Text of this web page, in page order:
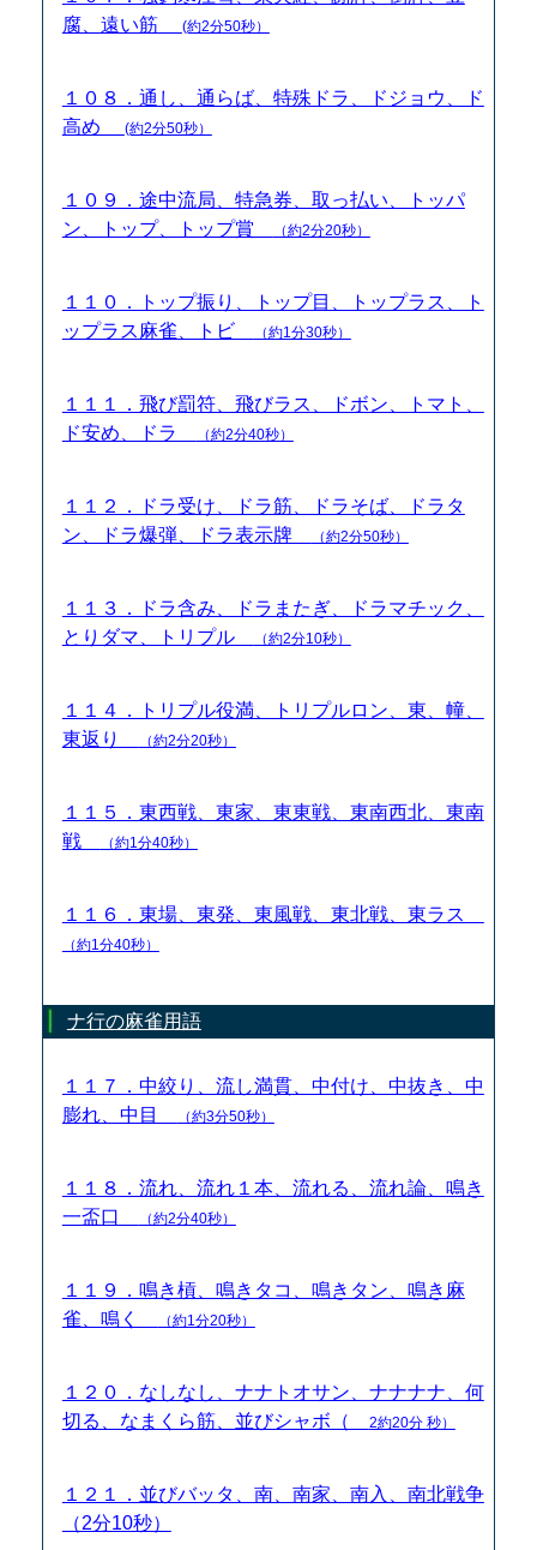
腐、遠い筋
(約2分50秒）
１０８．通し、通らば、特殊ドラ、ドジョウ、ド
高め
(約2分50秒）
１０９．途中流局、特急券、取っ払い、トッパ
ン、トップ、トップ賞
（約2分20秒）
１１０．トップ振り、トップ目、トップラス、ト
ップラス麻雀、トビ
（約1分30秒）
１１１．飛び罰符、飛びラス、ドボン、トマト、
ド安め、ドラ
（約2分40秒）
１１２．ドラ受け、ドラ筋、ドラそば、ドラタ
ン、ドラ爆弾、ドラ表示牌
（約2分50秒）
１１３．ドラ含み、ドラまたぎ、ドラマチック、
とりダマ、トリプル
（約2分10秒）
１１４．トリプル役満、トリプルロン、東、幢、
東返り
（約2分20秒）
１１５．東西戦、東家、東東戦、東南西北、東南
戦
（約1分40秒）
１１６．東場、東発、東風戦、東北戦、東ラス
（約1分40秒）
ナ行の麻雀用語
１１７．中絞り、流し満貫、中付け、中抜き、中
膨れ、中目
（約3分50秒）
１１８．流れ、流れ１本、流れる、流れ論、鳴き
一盃口
（約2分40秒）
１１９．鳴き槓、鳴きタコ、鳴きタン、鳴き麻
雀、鳴く
（約1分20秒）
１２０．なしなし、ナナトオサン、ナナナナ、何
切る、なまくら筋、並びシャボ（
2約20分 秒）
１２１．並びバッタ、南、南家、南入、南北戦争
（2分10秒）